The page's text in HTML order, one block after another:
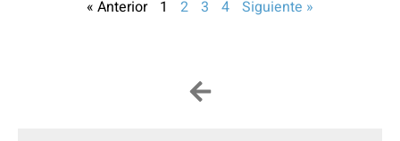
« Anterior 1 2 3 4 Siguiente »